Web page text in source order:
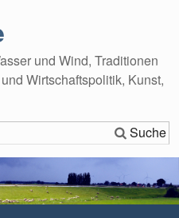
und Wind, Traditionen
Wirtschaftspolitik, Kunst,
Suche